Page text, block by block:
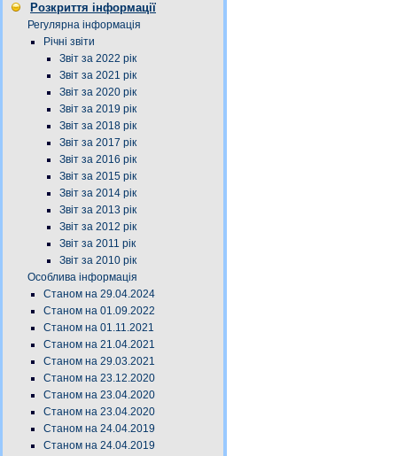
Розкриття інформації
Регулярна інформація
Річні звіти
Звіт за 2022 рік
Звіт за 2021 рік
Звіт за 2020 рік
Звіт за 2019 рік
Звіт за 2018 рік
Звіт за 2017 рік
Звіт за 2016 рік
Звіт за 2015 рік
Звіт за 2014 рік
Звіт за 2013 рік
Звіт за 2012 рік
Звіт за 2011 рік
Звіт за 2010 рік
Особлива інформація
Станом на 29.04.2024
Станом на 01.09.2022
Станом на 01.11.2021
Станом на 21.04.2021
Станом на 29.03.2021
Станом на 23.12.2020
Станом на 23.04.2020
Станом на 23.04.2020
Станом на 24.04.2019
Станом на 24.04.2019